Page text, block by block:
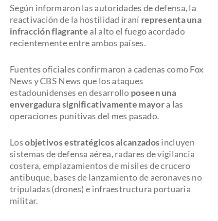
Según informaron las autoridades de defensa, la
reactivación de la hostilidad iraní representa una
infracción flagrante al alto el fuego acordado
recientemente entre ambos países.
Fuentes oficiales confirmaron a cadenas como Fox
News y CBS News que los ataques
estadounidenses en desarrollo poseen una
envergadura significativamente mayora las
operaciones punitivas del mes pasado.
Losobjetivos estratégicos alcanzadosincluyen
sistemas de defensa aérea, radares de vigilancia
costera, emplazamientos de misiles de crucero
antibuque, bases de lanzamiento de aeronaves no
tripuladas (drones) e infraestructura portuaria
militar.